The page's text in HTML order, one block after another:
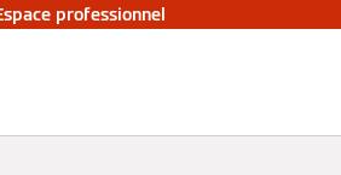
professionnel